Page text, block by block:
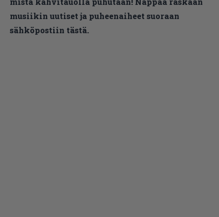
musiikin uutiset ja puheenaiheet suoraan
sähköpostiin tästä.